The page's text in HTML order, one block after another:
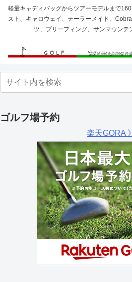
軽量キャディバッグからツアーモデルまで
スト、キャロウェイ、テーラーメイド、
ツ、ブリーフィング、サンマウンテ
ゴルフ場予約
楽天GORA 》